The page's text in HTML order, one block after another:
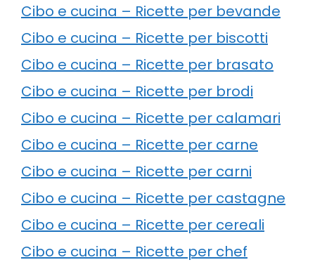
Cibo e cucina – Ricette per bevande
Cibo e cucina – Ricette per biscotti
Cibo e cucina – Ricette per brasato
Cibo e cucina – Ricette per brodi
Cibo e cucina – Ricette per calamari
Cibo e cucina – Ricette per carne
Cibo e cucina – Ricette per carni
Cibo e cucina – Ricette per castagne
Cibo e cucina – Ricette per cereali
Cibo e cucina – Ricette per chef